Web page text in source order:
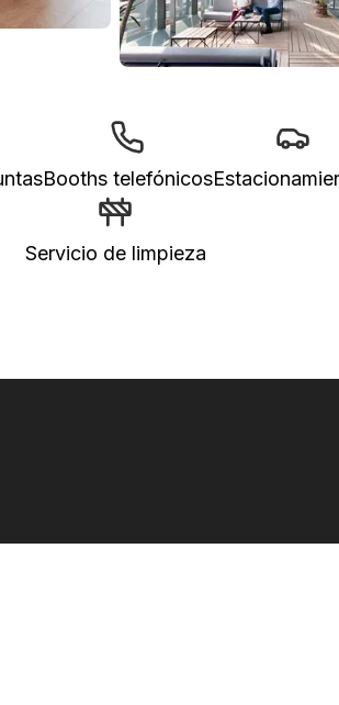
Booths telefónicos
Servicio de limpieza